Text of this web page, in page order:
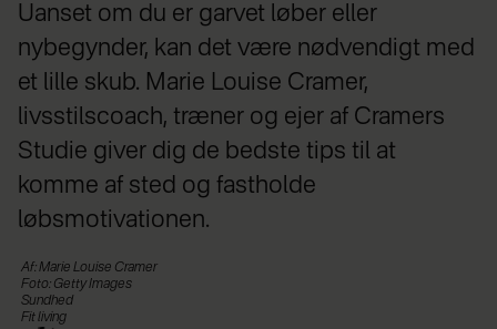
Uanset om du er garvet løber eller
nybegynder, kan det være nødvendigt med
et lille skub. Marie Louise Cramer,
livsstilscoach, træner og ejer af Cramers
Studie giver dig de bedste tips til at
komme af sted og fastholde
løbsmotivationen.
Af: Marie Louise Cramer
Foto: Getty Images
Sundhed
Fit living